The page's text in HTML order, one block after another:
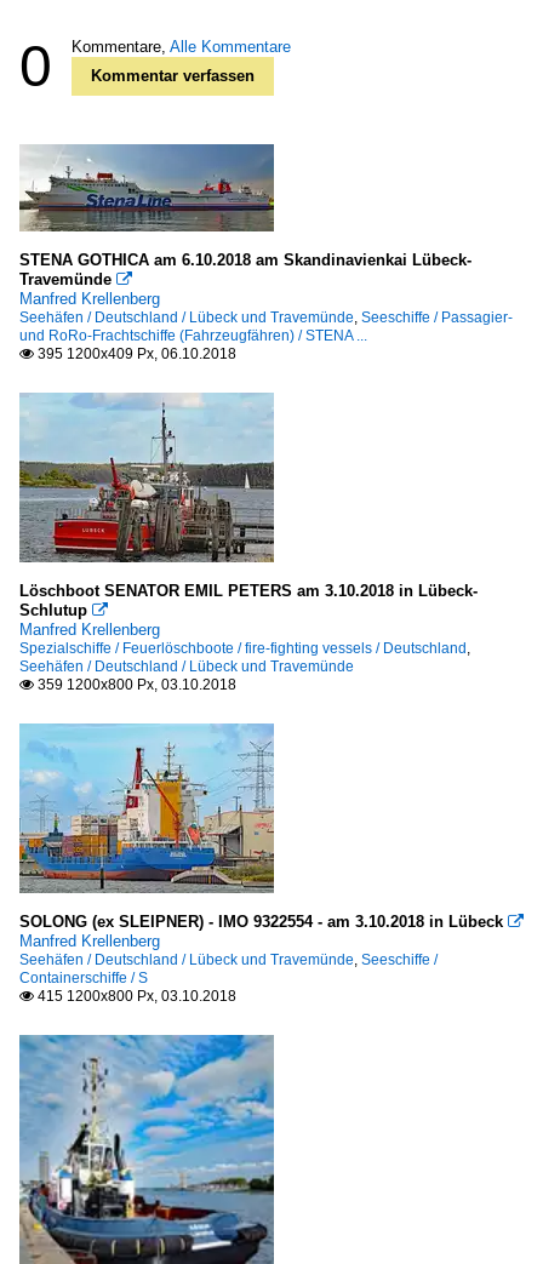
0 Kommentare, Alle Kommentare
Kommentar verfassen
STENA GOTHICA am 6.10.2018 am Skandinavienkai Lübeck-
Travemünde 
Manfred Krellenberg
Seehäfen / Deutschland / Lübeck und Travemünde, Seeschiffe / Passagier-
und RoRo-Frachtschiffe (Fahrzeugfähren) / STENA ...
 395 1200x409 Px, 06.10.2018
Löschboot SENATOR EMIL PETERS am 3.10.2018 in Lübeck-
Schlutup 
Manfred Krellenberg
Spezialschiffe / Feuerlöschboote / fire-fighting vessels / Deutschland,
Seehäfen / Deutschland / Lübeck und Travemünde
 359 1200x800 Px, 03.10.2018
SOLONG (ex SLEIPNER) - IMO 9322554 - am 3.10.2018 in Lübeck 
Manfred Krellenberg
Seehäfen / Deutschland / Lübeck und Travemünde, Seeschiffe /
Containerschiffe / S
 415 1200x800 Px, 03.10.2018